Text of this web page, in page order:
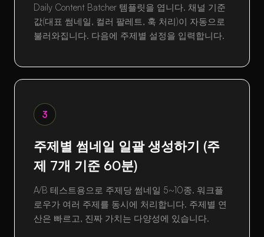
Daily Content Batcher 템플릿을 엽니다. 채널 기준
값(대표 썸네일, 컬러 팔레트, 훅 처리)이 자동으로
불러와집니다. 다음에 주제별 설정을 입력합니다.
3
주제별 썸네일 일괄 생성하기 (주
제 7개 기준 60분)
A/B 테스트용으로 주제당 썸네일 5~10종. 워크플
로우가 여러 주제를 동시에 처리합니다. 주제별 연
산은 빠르고, 진짜 가치는 다양성에 있습니다.